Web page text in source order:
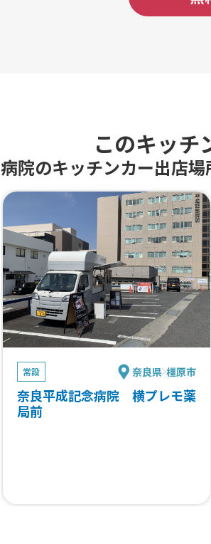
このキッチ
病院のキッチンカー出店場
常設 奈良県 橿原市
奈良平成記念病院 横プレモ薬
局前